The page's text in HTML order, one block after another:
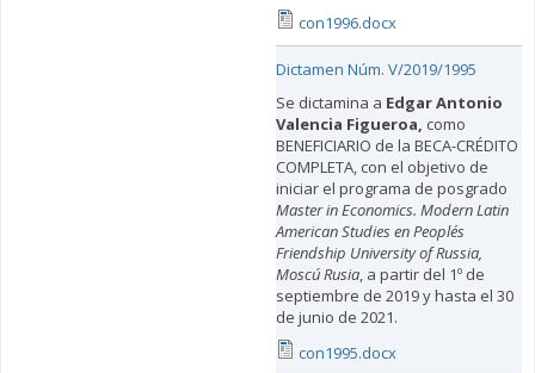
con1996.docx
Dictamen Núm. V/2019/1995
Se dictamina a Edgar Antonio
Valencia Figueroa, como
BENEFICIARIO de la BECA-CRÉDITO
COMPLETA, con el objetivo de
iniciar el programa de posgrado
Master in Economics. Modern Latin
American Studies en People´s
Friendship University of Russia,
Moscú Rusia, a partir del 1º de
septiembre de 2019 y hasta el 30
de junio de 2021.
con1995.docx